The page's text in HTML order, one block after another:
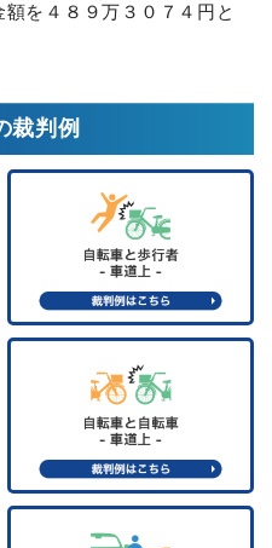
を４８９万３０７４円と
裁判例